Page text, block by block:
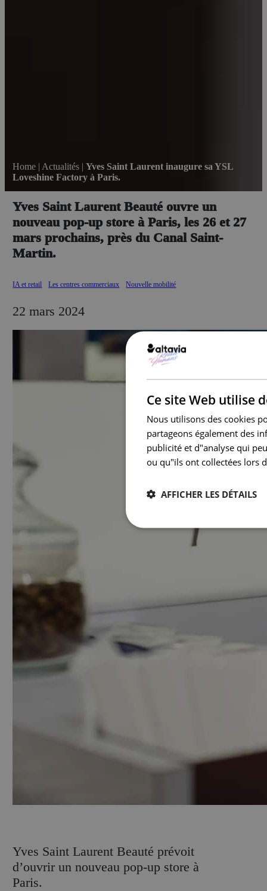
Home | Actualités |Yves Saint Laurent inaugure sa YSL
Loveshine Factory à Paris.
Yves Saint Laurent Beauté ouvre un
nouveau pop-up store à Paris, les 26 et 27
mars prochains, près du Canal Saint-
Martin.
IA et retail Les centres commerciaux Nouvelle mobilité
22 mars 2024
Yves Saint Laurent Beauté prévoit
d’ouvrir un nouveau pop-up store à
Paris.
Ce site Web utilise
Nous utilisons des cookies
partageons également des
publicité et d"analyse qui
ou qu"ils ont collectées lors
AFFICHER LES DÉTAILS